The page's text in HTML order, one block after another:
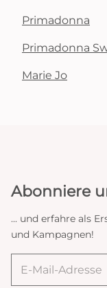
Primadonna
Primadonna
Marie Jo
Abonniere
... und erfahre als
und Kampagnen!